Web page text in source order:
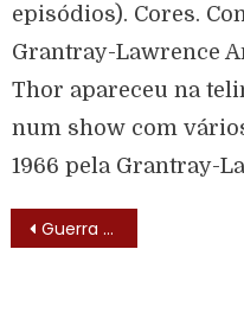
episódios). Cores.
Grantray-Lawrence
Thor apareceu na
num show com
1966 pela Grantray-
Guerra dos Pintos (1999) – Elenco